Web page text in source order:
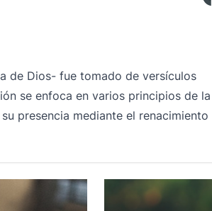
de Dios- fue tomado de versículos
se enfoca en varios principios de la
presencia mediante el renacimiento